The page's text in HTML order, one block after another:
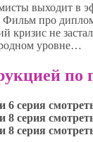
выходит в
Фильм про
кризис не
уровне…
по
серия
серия
серия